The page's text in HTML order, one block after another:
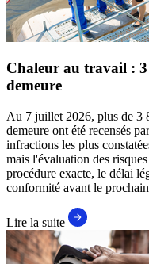
Chaleur au travail : 3
demeure
Au 7 juillet 2026, plus de 3
demeure ont été recensés
infractions les plus
mais l'évaluation des
procédure exacte, le délai
conformité avant le
Lire la suite